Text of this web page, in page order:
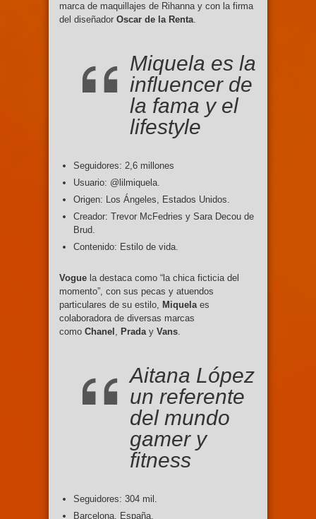
marca de maquillajes de Rihanna y con la firma
del diseñador Oscar de la Renta.
Miquela es la
influencer de
la fama y el
lifestyle
Seguidores: 2,6 millones
Usuario: @lilmiquela.
Origen: Los Ángeles, Estados Unidos.
Creador: Trevor McFedries y Sara Decou de
Brud.
Contenido: Estilo de vida.
Vogue la destaca como “la chica ficticia del
momento”, con sus pecas y atuendos
particulares de su estilo, Miquelaes
colaboradora de diversas marcas
como Chanel , Praday Vans.
Aitana López
un referente
del mundo
gamer y
fitness
Seguidores: 304 mil.
Barcelona, España.